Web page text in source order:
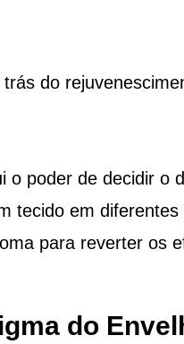
do
o poder de decidir
tecido em
para reverter os
do